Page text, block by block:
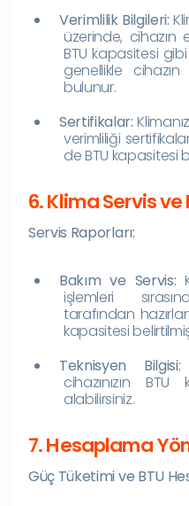
Verimlilik Bilgileri:
üzerinde, cihazın
BTU kapasitesi
genellikle
bulunur.
Sertifikalar:
verimliliği
de BTU kapasitesi
6. Klima Servis ve
Servis Raporları:
Bakım ve Servis:
işlemleri
tarafından
kapasitesi
Teknisyen Bilgisi:
cihazınızın
alabilirsiniz.
7. Hesaplama
Güç Tüketimi ve BTU